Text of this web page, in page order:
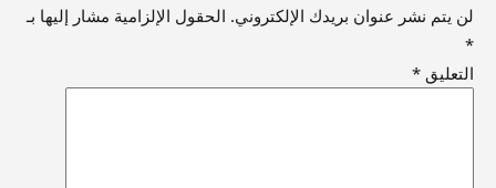
لن يتم نشر عنوان بريدك الإلكتروني. الحقول الإلزامية مشار إليها بـ
*
التعليق *